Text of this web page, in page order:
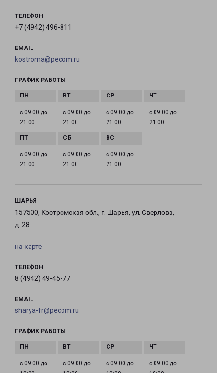
ТЕЛЕФОН
+7 (4942) 496-811
EMAIL
kostroma@pecom.ru
ГРАФИК РАБОТЫ
с 09:00 до
21:00
с 09:00 до
21:00
с 09:00 до
21:00
с 09:00 до
21:00
с 09:00 до
21:00
с 09:00 до
21:00
с 09:00 до
21:00
ШАРЬЯ
157500, Костромская обл., г. Шарья, ул. Сверлова,
д. 28
на карте
ТЕЛЕФОН
8 (4942) 49-45-77
EMAIL
sharya-fr@pecom.ru
ГРАФИК РАБОТЫ
с 09:00 до
с 09:00 до
с 09:00 до
с 09:00 до